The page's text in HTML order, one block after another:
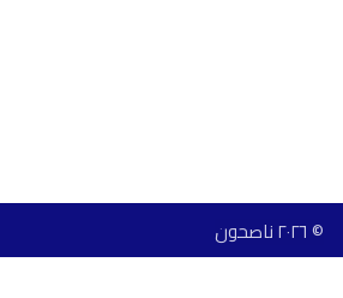
© ٢٠٢٦ ناصحون